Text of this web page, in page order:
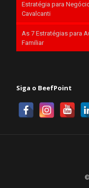
Estratégia para
Cavalcanti
As 7 Estratégias para
Familiar
Siga o BeefPoint